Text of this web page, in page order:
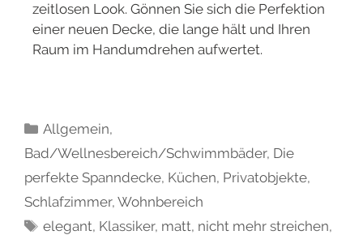
zeitlosen Look. Gönnen Sie sich die Perfektion
einer neuen Decke, die lange hält und Ihren
Raum im Handumdrehen aufwertet.
Allgemein,
Bad/Wellnesbereich/Schwimmbäder, Die
perfekte Spanndecke, Küchen, Privatobjekte,
Schlafzimmer, Wohnbereich
elegant, Klassiker, matt, nicht mehr streichen,